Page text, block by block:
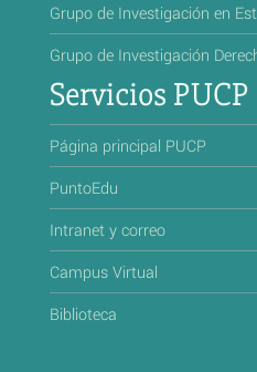
Grupo de Investigación en
Grupo de Investigación
Servicios PUCP
Página principal PUCP
PuntoEdu
Intranet y correo
Campus Virtual
Biblioteca